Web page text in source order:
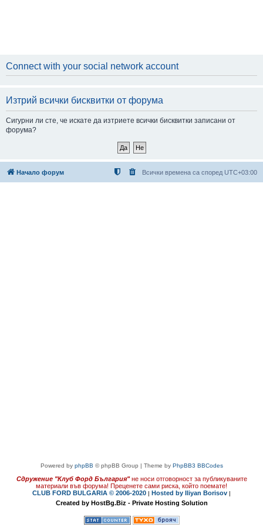
Connect with your social network account
Изтрий всички бисквитки от форума
Сигурни ли сте, че искате да изтриете всички бисквитки записани от
форума?
Начало форум Всички времена са според UTC+03:00
Powered by phpBB © phpBB Group | Theme by PhpBB3 BBCodes
Сдружение "Клуб Форд България" не носи отговорност за публикуваните
материали във форума! Преценете сами риска, който поемате!
CLUB FORD BULGARIA © 2006-2020 | Hosted by Iliyan Borisov |
Created by HostBg.Biz - Private Hosting Solution